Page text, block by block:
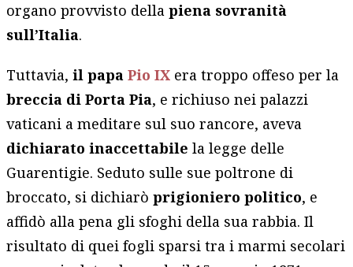
organo provvisto dellapiena sovranità
sull’Italia.
Tuttavia, il papaPio IX era troppo offeso per la
breccia di Porta Pia, e richiuso nei palazzi
vaticani a meditare sul suo rancore, aveva
dichiarato inaccettabilela legge delle
Guarentigie. Seduto sulle sue poltrone di
broccato, si dichiaròprigioniero politico, e
affidò alla pena gli sfoghi della sua rabbia. Il
risultato di quei fogli sparsi tra i marmi secolari